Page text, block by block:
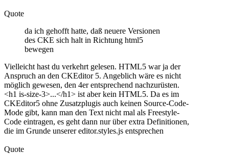
Quote
da ich gehofft hatte, daß neuere Versionen
des CKE sich halt in Richtung html5
bewegen
Vielleicht hast du verkehrt gelesen. HTML5 war ja der
Anspruch an den CKEditor 5. Angeblich wäre es nicht
möglich gewesen, den 4er entsprechend nachzurüsten.
<h1 is-size-3>...</h1> ist aber kein HTML5. Da es im
CKEditor5 ohne Zusatzplugis auch keinen Source-Code-
Mode gibt, kann man den Text nicht mal als Freestyle-
Code eintragen, es geht dann nur über extra Definitionen,
die im Grunde unserer editor.styles.js entsprechen
Quote